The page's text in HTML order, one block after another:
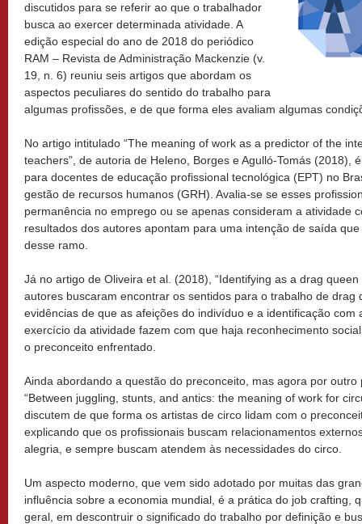
discutidos para se referir ao que o trabalhador
busca ao exercer determinada atividade. A
edição especial do ano de 2018 do periódico
RAM – Revista de Administração Mackenzie (v.
19, n. 6) reuniu seis artigos que abordam os
aspectos peculiares do sentido do trabalho para
algumas profissões, e de que forma eles avaliam algumas
No artigo intitulado “The meaning of work as a predictor of the
teachers”, de autoria de Heleno, Borges e Agulló-Tomás (2018),
para docentes de educação profissional tecnológica (EPT) no
gestão de recursos humanos (GRH). Avalia-se se esses
permanência no emprego ou se apenas consideram a atividade
resultados dos autores apontam para uma intenção de saída
desse ramo.
Já no artigo de Oliveira et al. (2018), “Identifying as a drag
autores buscaram encontrar os sentidos para o trabalho de drag
evidências de que as afeições do indivíduo e a identificação com
exercício da atividade fazem com que haja reconhecimento
o preconceito enfrentado.
Ainda abordando a questão do preconceito, mas agora por
“Between juggling, stunts, and antics: the meaning of work for
discutem de que forma os artistas de circo lidam com o
explicando que os profissionais buscam relacionamentos
alegria, e sempre buscam atendem às necessidades do circo.
Um aspecto moderno, que vem sido adotado por muitas das
influência sobre a economia mundial, é a prática do job crafting,
geral, em descontruir o significado do trabalho por definição e